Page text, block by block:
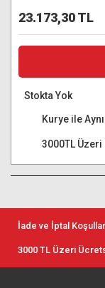
23.173,30 TL
Stokta Yok
Kurye ile
3000TL
İade ve İptal
3000 TL Üzeri